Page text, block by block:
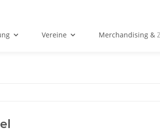
Vereine Merchandising &